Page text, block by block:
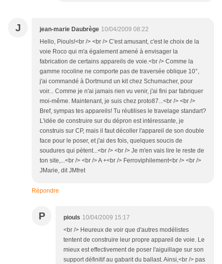
J jean-marie Daubrège 10/04/2009 08:22
Hello, Piouls!<br /> <br /> C'est amusant, c'est le choix de la
voie Roco qui m'a également amené à envisager la
fabrication de certains appareils de voie.<br /> Comme la
gamme rocoline ne comporte pas de traversée oblique 10°,
j'ai commandé à Dortmund un kit chez Schumacher, pour
voir... Comme je n'ai jamais rien vu venir, j'ai fini par fabriquer
moi-même. Maintenant, je suis chez proto87...<br /> <br />
Bref, sympas tes appareils! Tu réutilises le travelage standart?
L'idée de construire sur du dépron est intéressante, je
construis sur CP, mais il faut décoller l'appareil de son double
face pour le poser, et j'ai des fois, quelques soucis de
soudures qui pètent...<br /> <br /> Je m'en vais lire le reste de
ton site,...<br /> <br /> A +<br /> Ferroviphilement<br /> <br />
JMarie, dit JMfret
Répondre
P piouls 10/04/2009 15:17
<br /> Heureux de voir que d'autres modélistes
tentent de construire leur propre appareil de voie. Le
mieux est effectivement de poser l'aiguillage sur son
support définitif au gabarit du ballast. Ainsi,<br /> pas